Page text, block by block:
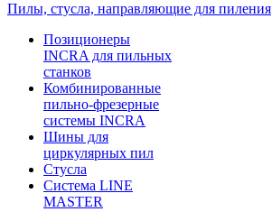
Пилы, стусла, направляющие для пиления
Позиционеры
INCRA для пильных
станков
Комбинированные
пильно-фрезерные
системы INCRA
Шины для
циркулярных пил
Стусла
Система LINE
MASTER